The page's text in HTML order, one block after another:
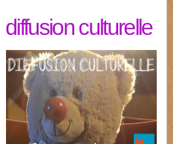
diffusion culturelle